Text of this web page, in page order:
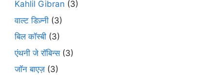
Kahlil Gibran (3)
वाल्ट डिज़्नी (3)
बिल कॉस्बी (3)
एंथनी जे रॉबिन्स(3)
जॉन बाएज़ (3)